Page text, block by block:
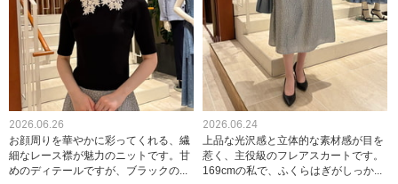
2026.06.26
お顔周りを華やかに彩ってくれる、繊
細なレース襟が魅力のニットです。甘
めのディテールですが、ブラックの...
2026.06.24
上品な光沢感と立体的な素材感が目を
惹く、主役級のフレアスカートです。
169cmの私で、ふくらはぎがしっか...